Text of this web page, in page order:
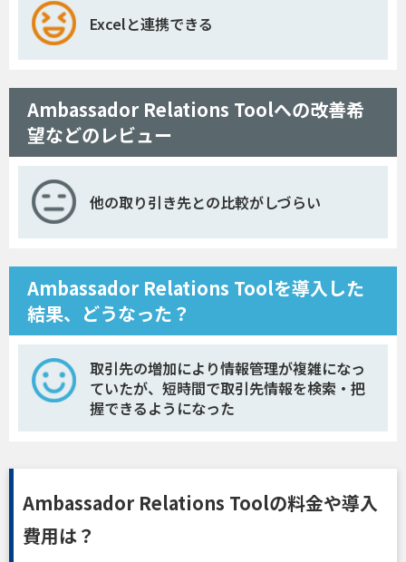
Excelと連携できる
Ambassador Relations Toolへの改善希
望などのレビュー
他の取り引き先との比較がしづらい
Ambassador Relations Toolを導入した
結果、どうなった？
取引先の増加により情報管理が複雑になっ
ていたが、短時間で取引先情報を検索・把
握できるようになった
Ambassador Relations Toolの料金や導入
費用は？